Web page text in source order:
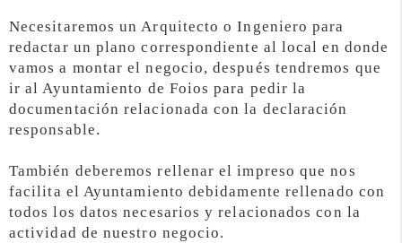
Necesitaremos un Arquitecto o Ingeniero para
redactar un plano correspondiente al local en donde
vamos a montar el negocio, después tendremos que
ir al Ayuntamiento de Foios para pedir la
documentación relacionada con la declaración
responsable.
También deberemos rellenar el impreso que nos
facilita el Ayuntamiento debidamente rellenado con
todos los datos necesarios y relacionados con la
actividad de nuestro negocio.